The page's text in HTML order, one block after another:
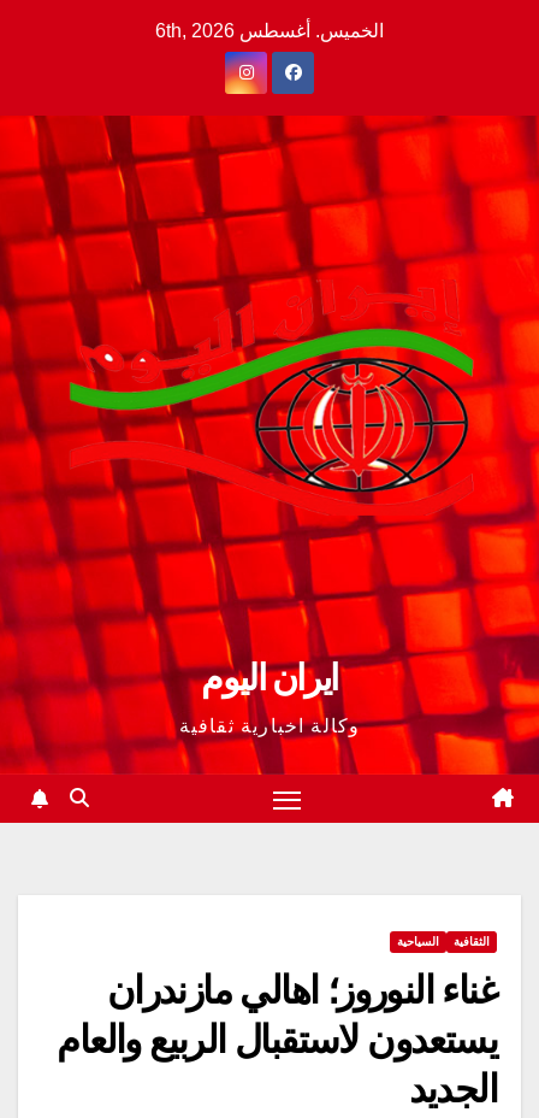
الخميس. أغسطس 6th, 2026
ايران اليوم
وكالة اخبارية ثقافية
الثقافية السياحية
غناء النوروز؛ اهالي مازندران
يستعدون لاستقبال الربيع والعام
الجديد